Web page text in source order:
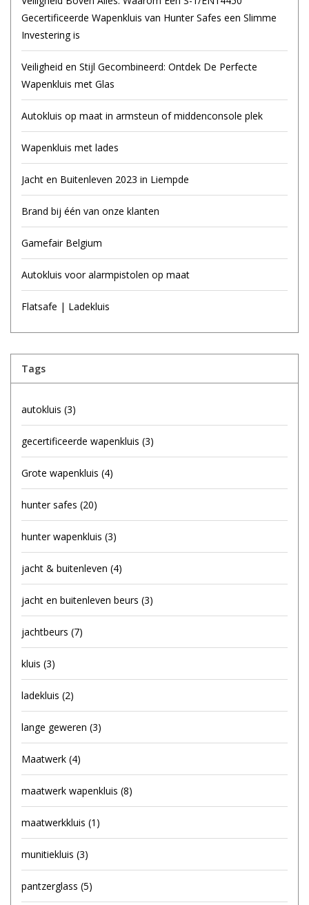
Gecertificeerde Wapenkluis van Hunter Safes een Slimme
Investering is
Veiligheid en Stijl Gecombineerd: Ontdek De Perfecte
Wapenkluis met Glas
Autokluis op maat in armsteun of middenconsole plek
Wapenkluis met lades
Jacht en Buitenleven 2023 in Liempde
Brand bij één van onze klanten
Gamefair Belgium
Autokluis voor alarmpistolen op maat
Flatsafe | Ladekluis
Tags
autokluis (3)
gecertificeerde wapenkluis (3)
Grote wapenkluis (4)
hunter safes (20)
hunter wapenkluis (3)
jacht & buitenleven (4)
jacht en buitenleven beurs (3)
jachtbeurs (7)
kluis (3)
ladekluis (2)
lange geweren (3)
Maatwerk (4)
maatwerk wapenkluis (8)
maatwerkkluis (1)
munitiekluis (3)
pantzerglass (5)